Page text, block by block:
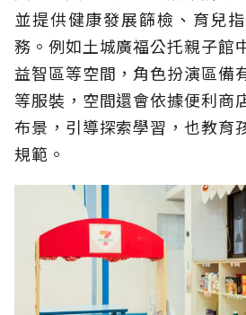
並提供健康發展篩檢、育兒
務。例如土城廣福公托親子館
益智區等空間，角色扮演區備
等服裝，空間還會依據便利商
布景，引導探索學習，也教育
規範。